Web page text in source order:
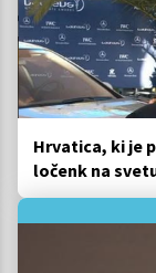
Hrvatica, ki je
ločenk na